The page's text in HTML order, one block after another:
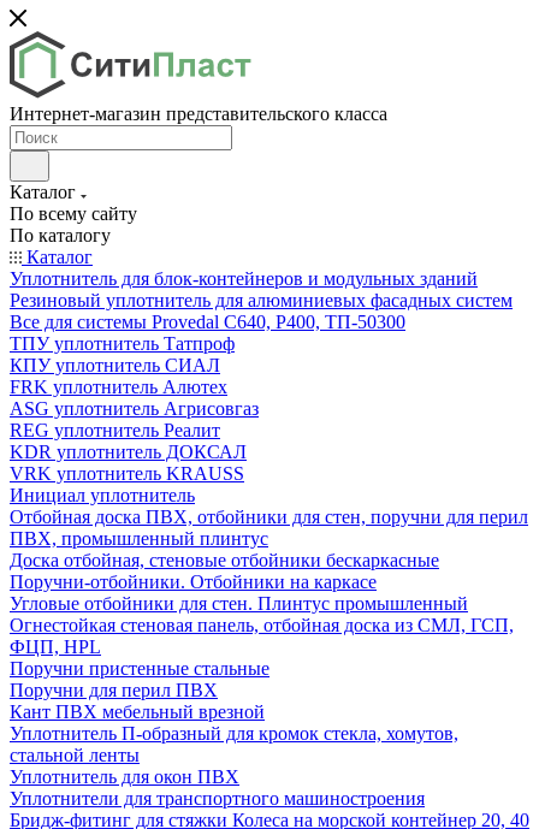
Интернет-магазин представительского класса
Каталог
По всему сайту
По каталогу
Каталог
Уплотнитель для блок-контейнеров и модульных зданий
Резиновый уплотнитель для алюминиевых фасадных систем
Все для системы Provedal С640, Р400, ТП-50300
ТПУ уплотнитель Татпроф
КПУ уплотнитель СИАЛ
FRK уплотнитель Алютех
ASG уплотнитель Агрисовгаз
REG уплотнитель Реалит
KDR уплотнитель ДОКСАЛ
VRK уплотнитель KRAUSS
Инициал уплотнитель
Отбойная доска ПВХ, отбойники для стен, поручни для перил
ПВХ, промышленный плинтус
Доска отбойная, стеновые отбойники бескаркасные
Поручни-отбойники. Отбойники на каркасе
Угловые отбойники для стен. Плинтус промышленный
Огнестойкая стеновая панель, отбойная доска из СМЛ, ГСП,
ФЦП, HPL
Поручни пристенные стальные
Поручни для перил ПВХ
Кант ПВХ мебельный врезной
Уплотнитель П-образный для кромок стекла, хомутов,
стальной ленты
Уплотнитель для окон ПВХ
Уплотнители для транспортного машиностроения
Бридж-фитинг для стяжки Колеса на морской контейнер 20, 40